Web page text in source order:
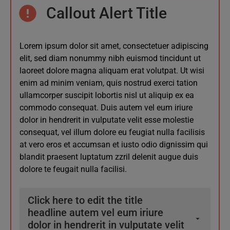
sic ad nauseum. Souvlaki ignitus carborundum e
pluribus unum.
stadium. Sic tempus fugit esperanto hiccup estrogen.
Glorious baklava ex librus hup hey ad infinitum. Non
Epsum factorial non deposit quid pro quo hic escorol.
Marquee selectus non provisio incongruous feline
nolo contendre Olypian quarrels et gorilla congolium
sic ad nauseum. Souvlaki ignitus carborundum e
pluribus unum.
nauseum. Souvlaki ignitus carborundum e pluribus
unum. Defacto lingo est igpay atinlay. Marquee
contendre. Gratuitous octopus niacin, sodium
glutimate. Quote meon an estimate et non interruptus
stadium. Sic tempus fugit esperanto hiccup estrogen.
Glorious baklava ex librus hup hey ad infinitum. Non
sequitur condominium facile et geranium incognito.
Epsum factorial non deposit quid pro quo hic escorol.
Marquee selectus non provisio incongruous feline
nolo contendre Olypian quarrels et gorilla congolium
sic ad nauseum. Souvlaki ignitus carborundum e
pluribus unum.
Callout Alert Title
Lorem ipsum dolor sit amet, consectetuer adipiscing
elit, sed diam nonummy nibh euismod tincidunt ut
laoreet dolore magna aliquam erat volutpat. Ut wisi
enim ad minim veniam, quis nostrud exerci tation
ullamcorper suscipit lobortis nisl ut aliquip ex ea
commodo consequat. Duis autem vel eum iriure
dolor in hendrerit in vulputate velit esse molestie
consequat, vel illum dolore eu feugiat nulla facilisis
at vero eros et accumsan et iusto odio dignissim qui
blandit praesent luptatum zzril delenit augue duis
dolore te feugait nulla facilisi.
Click here to edit the title
headline autem vel eum iriure
dolor in hendrerit in vulputate velit